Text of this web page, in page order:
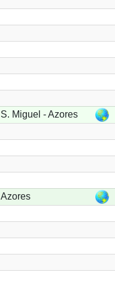
S. Miguel - Azores
Azores